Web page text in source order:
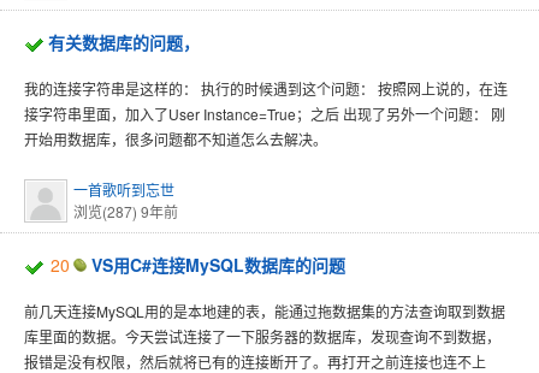
有关数据库的问题，
我的连接字符串是这样的： 执行的时候遇到这个问题： 按照网上说的，在连
接字符串里面，加入了User Instance=True；之后 出现了另外一个问题： 刚
开始用数据库，很多问题都不知道怎么去解决。
一首歌听到忘世
浏览(287) 9年前
20 VS用C#连接MySQL数据库的问题
前几天连接MySQL用的是本地建的表，能通过拖数据集的方法查询取到数据
库里面的数据。今天尝试连接了一下服务器的数据库，发现查询不到数据，
报错是没有权限，然后就将已有的连接断开了。再打开之前连接也连不上